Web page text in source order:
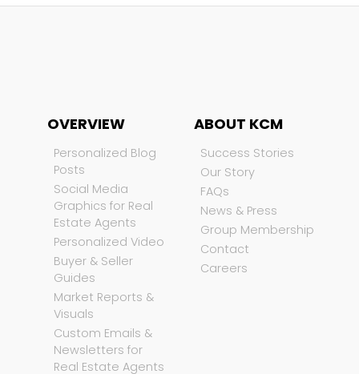
OVERVIEW
Personalized Blog
Posts
Social Media
Graphics for Real
Estate Agents
Personalized Video
Buyer & Seller
Guides
Market Reports &
Visuals
Custom Emails &
Newsletters for
Real Estate Agents
ABOUT KCM
Success Stories
Our Story
FAQs
News & Press
Group Membership
Contact
Careers